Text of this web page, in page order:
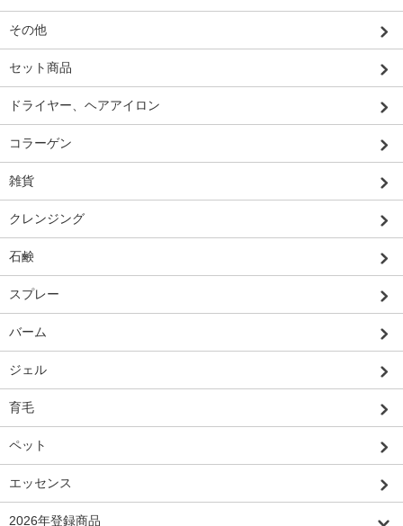
その他
セット商品
ドライヤー、ヘアアイロン
コラーゲン
雑貨
クレンジング
石鹸
スプレー
バーム
ジェル
育毛
ペット
エッセンス
2026年登録商品